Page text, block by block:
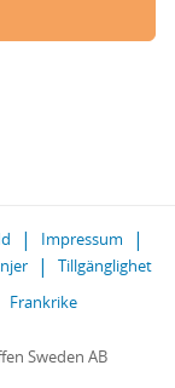
Impressum
Tillgänglighet
Frankrike
Sweden AB